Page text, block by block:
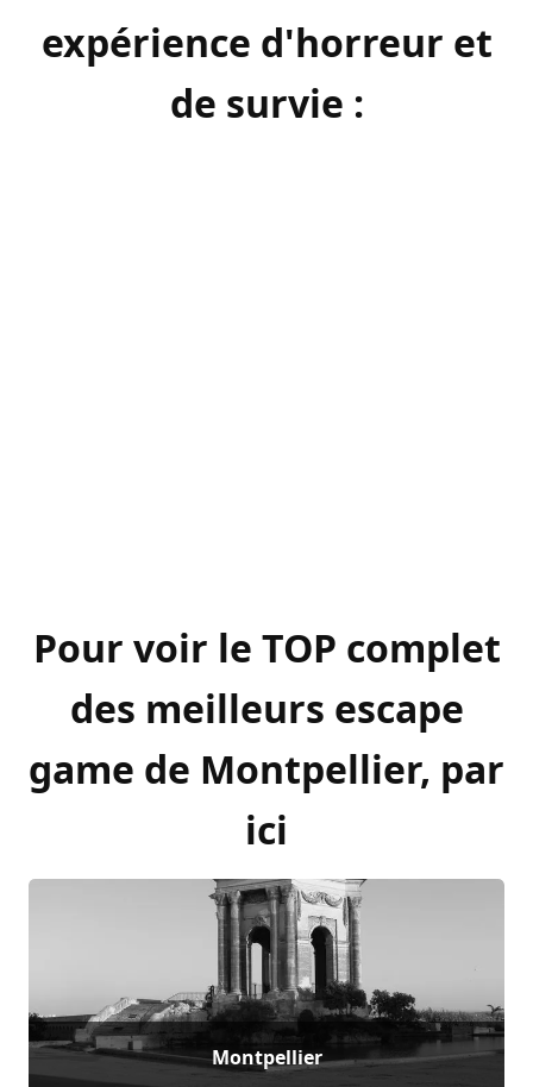
expérience d'horreur et
de survie :
Pour voir le TOP complet
des meilleurs escape
game de Montpellier, par
ici
Montpellier